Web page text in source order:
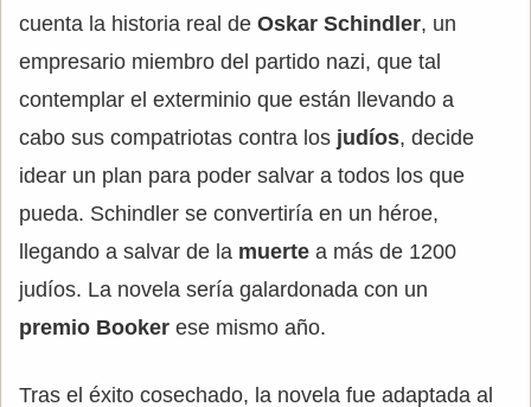
cuenta la historia real de Oskar Schindler, un
empresario miembro del partido nazi, que tal
contemplar el exterminio que están llevando a
cabo sus compatriotas contra los judíos, decide
idear un plan para poder salvar a todos los que
pueda. Schindler se convertiría en un héroe,
llegando a salvar de la muerte a más de 1200
judíos. La novela sería galardonada con un
premio Booker ese mismo año.
Tras el éxito cosechado, la novela fue adaptada al